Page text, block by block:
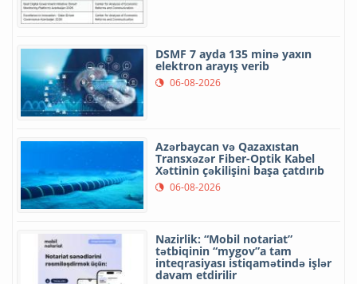
DSMF 7 ayda 135 minə yaxın
elektron arayış verib
06-08-2026
Azərbaycan və Qazaxıstan
Transxəzər Fiber-Optik Kabel
Xəttinin çəkilişini başa çatdırıb
06-08-2026
Nazirlik: “Mobil notariat”
tətbiqinin “mygov”a tam
inteqrasiyası istiqamətində işlər
davam etdirilir